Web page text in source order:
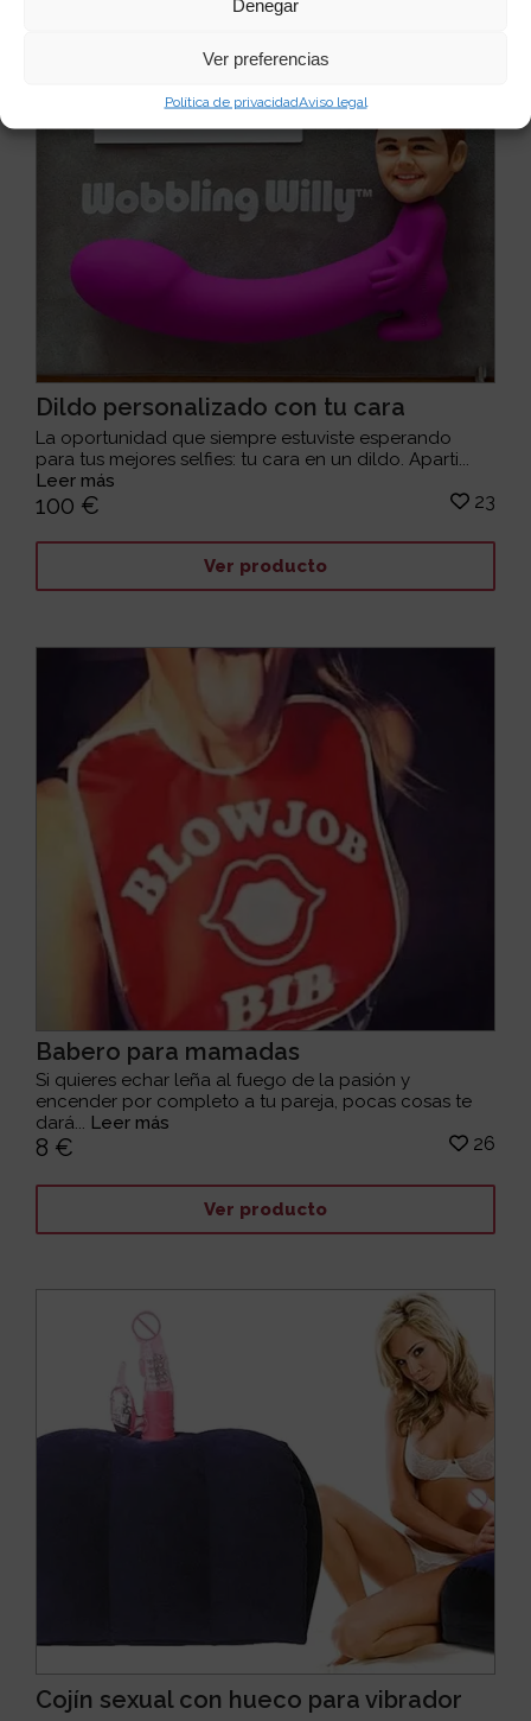
Denegar
Ver preferencias
Política de privacidadAviso legal
Dildo personalizado con tu cara
La oportunidad que siempre estuviste esperando
para tus mejores selfies: tu cara en un dildo. Aparti...
Leer más
100 € 23
Ver producto
Babero para mamadas
Si quieres echar leña al fuego de la pasión y
encender por completo a tu pareja, pocas cosas te
dará... Leer más
8 € 26
Ver producto
Cojín sexual con hueco para vibrador